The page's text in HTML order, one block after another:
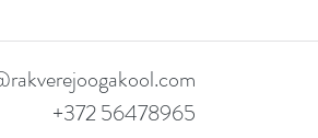
+372 56478965